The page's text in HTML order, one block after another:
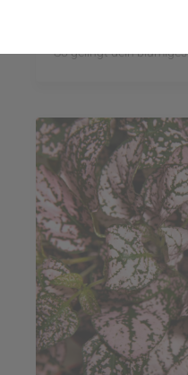
Blüten im
So gelingt dein